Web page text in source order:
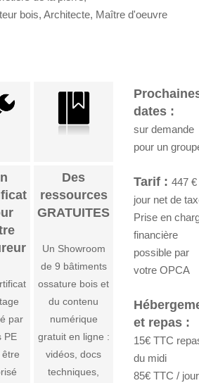
bois, Architecte, Maître d'oeuvre
dates :
sur demande
pour un
Tarif : 447 €
jour net de
Prise en
financière
possible par
votre OPCA
et repas :
15€ TTC
du midi
85€ TTC / jour
par
PE
être
Des
ressources
GRATUITES
Un Showroom
de 9 bâtiments
ossature bois et
du contenu
numérique
gratuit en ligne :
vidéos, docs
techniques,